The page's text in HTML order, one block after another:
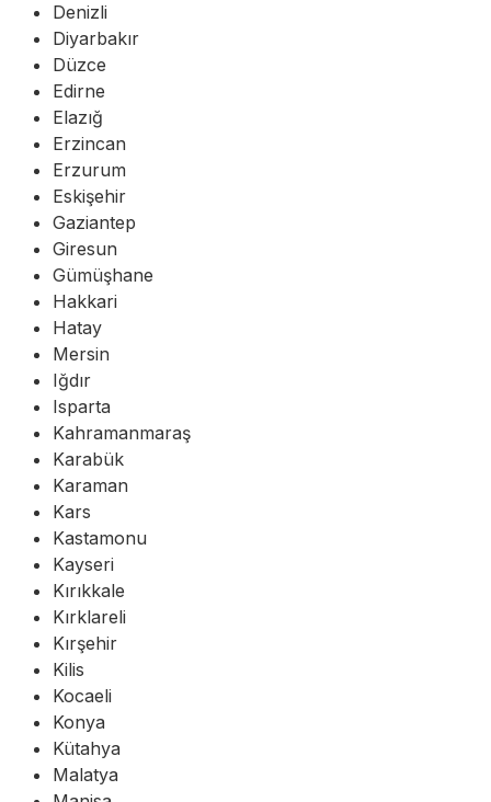
Denizli
Diyarbakır
Düzce
Edirne
Elazığ
Erzincan
Erzurum
Eskişehir
Gaziantep
Giresun
Gümüşhane
Hakkari
Hatay
Mersin
Iğdır
Isparta
Kahramanmaraş
Karabük
Karaman
Kars
Kastamonu
Kayseri
Kırıkkale
Kırklareli
Kırşehir
Kilis
Kocaeli
Konya
Kütahya
Malatya